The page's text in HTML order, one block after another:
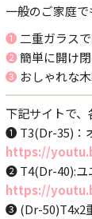
一般のご家庭
❶ 二重ガラス
❷ 簡単に開け
❸ おしゃれな
下記サイトで、
❶ T3(Dr-35)：
https://
❷ T4(Dr-40):ユ
https://
❸ (Dr-50)T4x2